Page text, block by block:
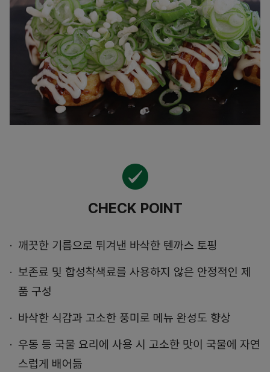
CHECK POINT
깨끗한 기름으로 튀겨낸 바삭한 텐까스 토핑
보존료 및 합성착색료를 사용하지 않은 안정적인 제
품 구성
바삭한 식감과 고소한 풍미로 메뉴 완성도 향상
우동 등 국물 요리에 사용 시 고소한 맛이 국물에 자연
스럽게 배어듦